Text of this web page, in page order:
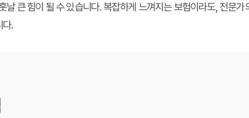
날 큰 힘이 될 수 있습니다. 복잡하게 느껴지는 보험이라도, 전문
다.